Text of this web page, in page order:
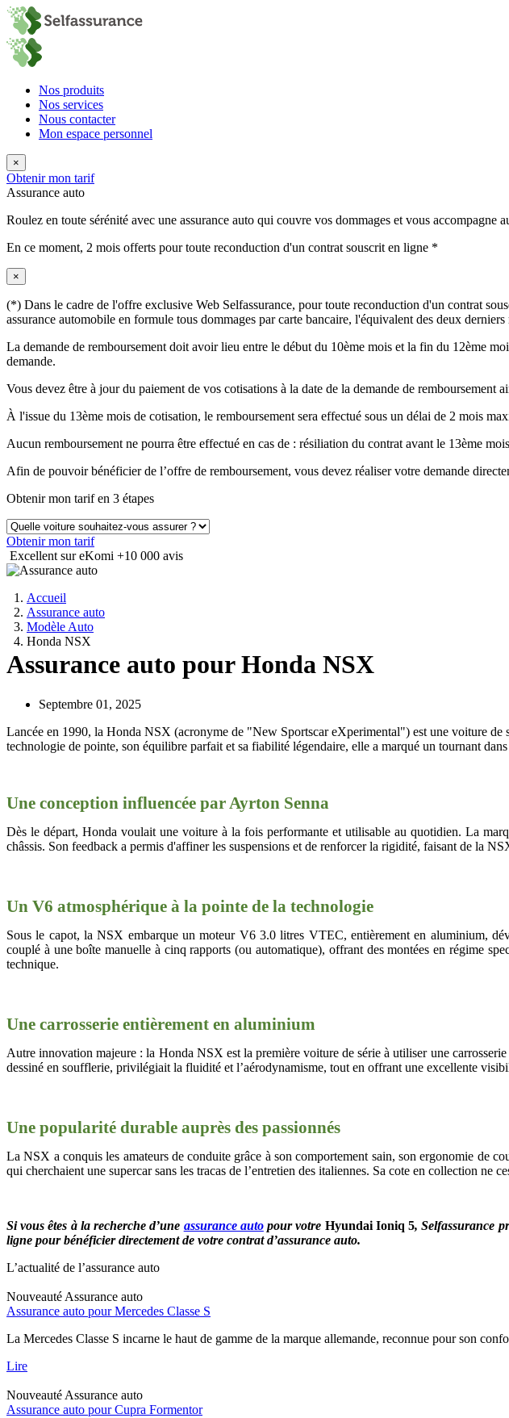
Nos produits
Nos services
Nous contacter
Mon espace personnel
×
Obtenir mon tarif
Assurance auto
Roulez en toute sérénité avec une assurance auto qui couvre vos dommages et vous accompagne
En ce moment, 2 mois offerts pour toute reconduction d'un contrat souscrit en ligne *
×
(*) Dans le cadre de l'offre exclusive Web Selfassurance, pour toute reconduction d'un contrat
assurance automobile en formule tous dommages par carte bancaire, l'équivalent des deux
La demande de remboursement doit avoir lieu entre le début du 10ème mois et la fin du 12ème
demande.
Vous devez être à jour du paiement de vos cotisations à la date de la demande de
À l'issue du 13ème mois de cotisation, le remboursement sera effectué sous un délai de 2 mois
Aucun remboursement ne pourra être effectué en cas de : résiliation du contrat avant le 13ème
Afin de pouvoir bénéficier de l’offre de remboursement, vous devez réaliser votre demande
Obtenir mon tarif en 3 étapes
Obtenir mon tarif
Excellent sur eKomi +10 000 avis
Accueil
Assurance auto
Modèle Auto
Honda NSX
Assurance auto pour Honda NSX
Septembre 01, 2025
Lancée en 1990, la Honda NSX (acronyme de "New Sportscar eXperimental") est une voiture de
technologie de pointe, son équilibre parfait et sa fiabilité légendaire, elle a marqué un tournant
Une conception influencée par Ayrton Senna
Dès le départ, Honda voulait une voiture à la fois performante et utilisable au quotidien. La
châssis. Son feedback a permis d'affiner les suspensions et de renforcer la rigidité, faisant de la
Un V6 atmosphérique à la pointe de la technologie
Sous le capot, la NSX embarque un moteur V6 3.0 litres VTEC, entièrement en aluminium,
couplé à une boîte manuelle à cinq rapports (ou automatique), offrant des montées en régime
technique.
Une carrosserie entièrement en aluminium
Autre innovation majeure : la Honda NSX est la première voiture de série à utiliser une
dessiné en soufflerie, privilégiait la fluidité et l’aérodynamisme, tout en offrant une excellente
Une popularité durable auprès des passionnés
La NSX a conquis les amateurs de conduite grâce à son comportement sain, son ergonomie de
qui cherchaient une supercar sans les tracas de l’entretien des italiennes. Sa cote en collection ne
Si vous êtes à la recherche d’une assurance autopour votre Hyundai Ioniq 5, Selfassurance
ligne pour bénéficier directement de votre contrat d’assurance auto.
L’actualité de l’assurance auto
Nouveauté Assurance auto
Assurance auto pour Mercedes Classe S
La Mercedes Classe S incarne le haut de gamme de la marque allemande, reconnue pour son
Lire
Nouveauté Assurance auto
Assurance auto pour Cupra Formentor